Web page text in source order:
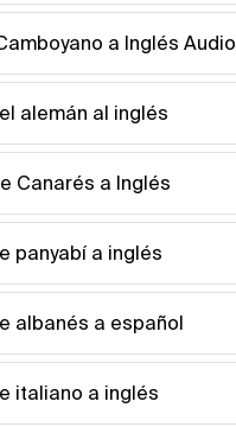
a Inglés Audio
alemán al inglés
Canarés a Inglés
panyabí a inglés
albanés a español
italiano a inglés